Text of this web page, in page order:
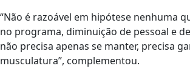
“Não é razoável em hipótese nenhuma
no programa, diminuição de pessoal e
não precisa apenas se manter, precisa
musculatura”, complementou.